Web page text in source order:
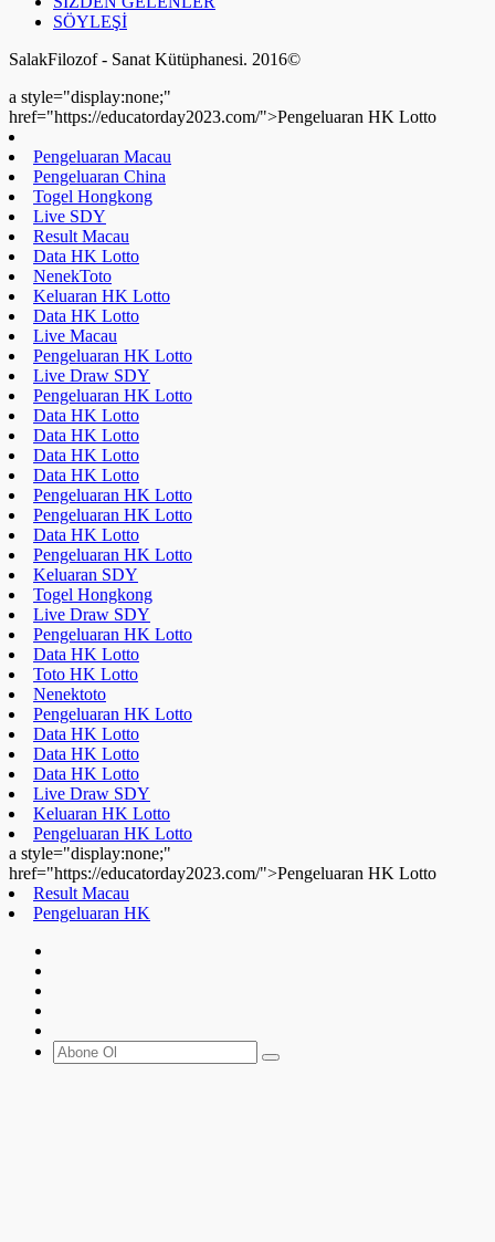
Pengeluaran Macau
Pengeluaran China
Live SDY
Data HK Lotto
NenekToto
Data HK Lotto
Live Macau
Pengeluaran HK Lotto
Live Draw SDY
Pengeluaran HK Lotto
Data HK Lotto
Data HK Lotto
Data HK Lotto
Data HK Lotto
Pengeluaran HK Lotto
Pengeluaran HK Lotto
Data HK Lotto
Pengeluaran HK Lotto
Keluaran SDY
Togel Hongkong
Live Draw SDY
Pengeluaran HK Lotto
Data HK Lotto
Toto HK Lotto
Nenektoto
Pengeluaran HK Lotto
Data HK Lotto
Data HK Lotto
Data HK Lotto
Live Draw SDY
Keluaran HK Lotto
Pengeluaran HK Lotto
a style="display:none;"
href="https://educatorday2023.com/">Pengeluaran HK Lotto
Result Macau
Pengeluaran HK